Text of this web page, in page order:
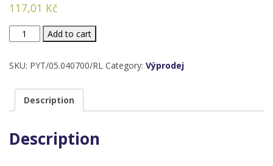
117,01 Kč
Pytel
40mi,
LDPE/R
quantity
Add to cart
SKU: PYT/05.040700/RL Category: Výprodej
Description
Description